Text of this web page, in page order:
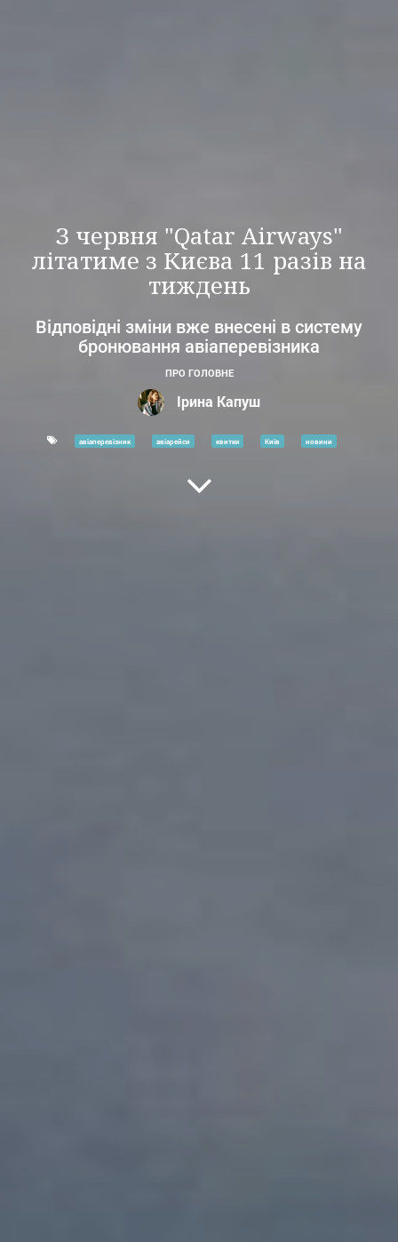
З червня "Qatar Airways"
літатиме з Києва 11 разів на
тиждень
Відповідні зміни вже внесені в систему
бронювання авіаперевізника
ПРО ГОЛОВНЕ
Ірина Капуш
авіаперевізник авіарейси квитки Київ новини